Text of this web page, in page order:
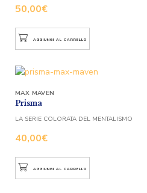
50,00€
AGGIUNGI AL CARRELLO
Prisma
40,00€
MAX MAVEN
LA SERIE COLORATA DEL MENTALISMO
AGGIUNGI AL CARRELLO